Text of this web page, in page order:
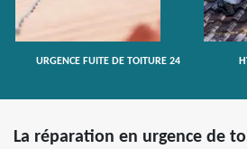
URGENCE FUITE DE TOITURE 24
La réparation en urgence de